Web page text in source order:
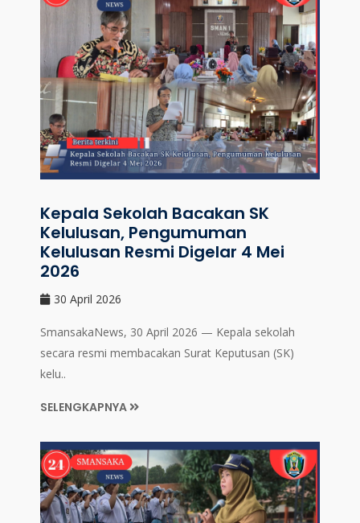
Kepala Sekolah Bacakan SK
Kelulusan, Pengumuman
Kelulusan Resmi Digelar 4 Mei
2026
30 April 2026
SmansakaNews, 30 April 2026 — Kepala sekolah
secara resmi membacakan Surat Keputusan (SK)
kelu..
SELENGKAPNYA